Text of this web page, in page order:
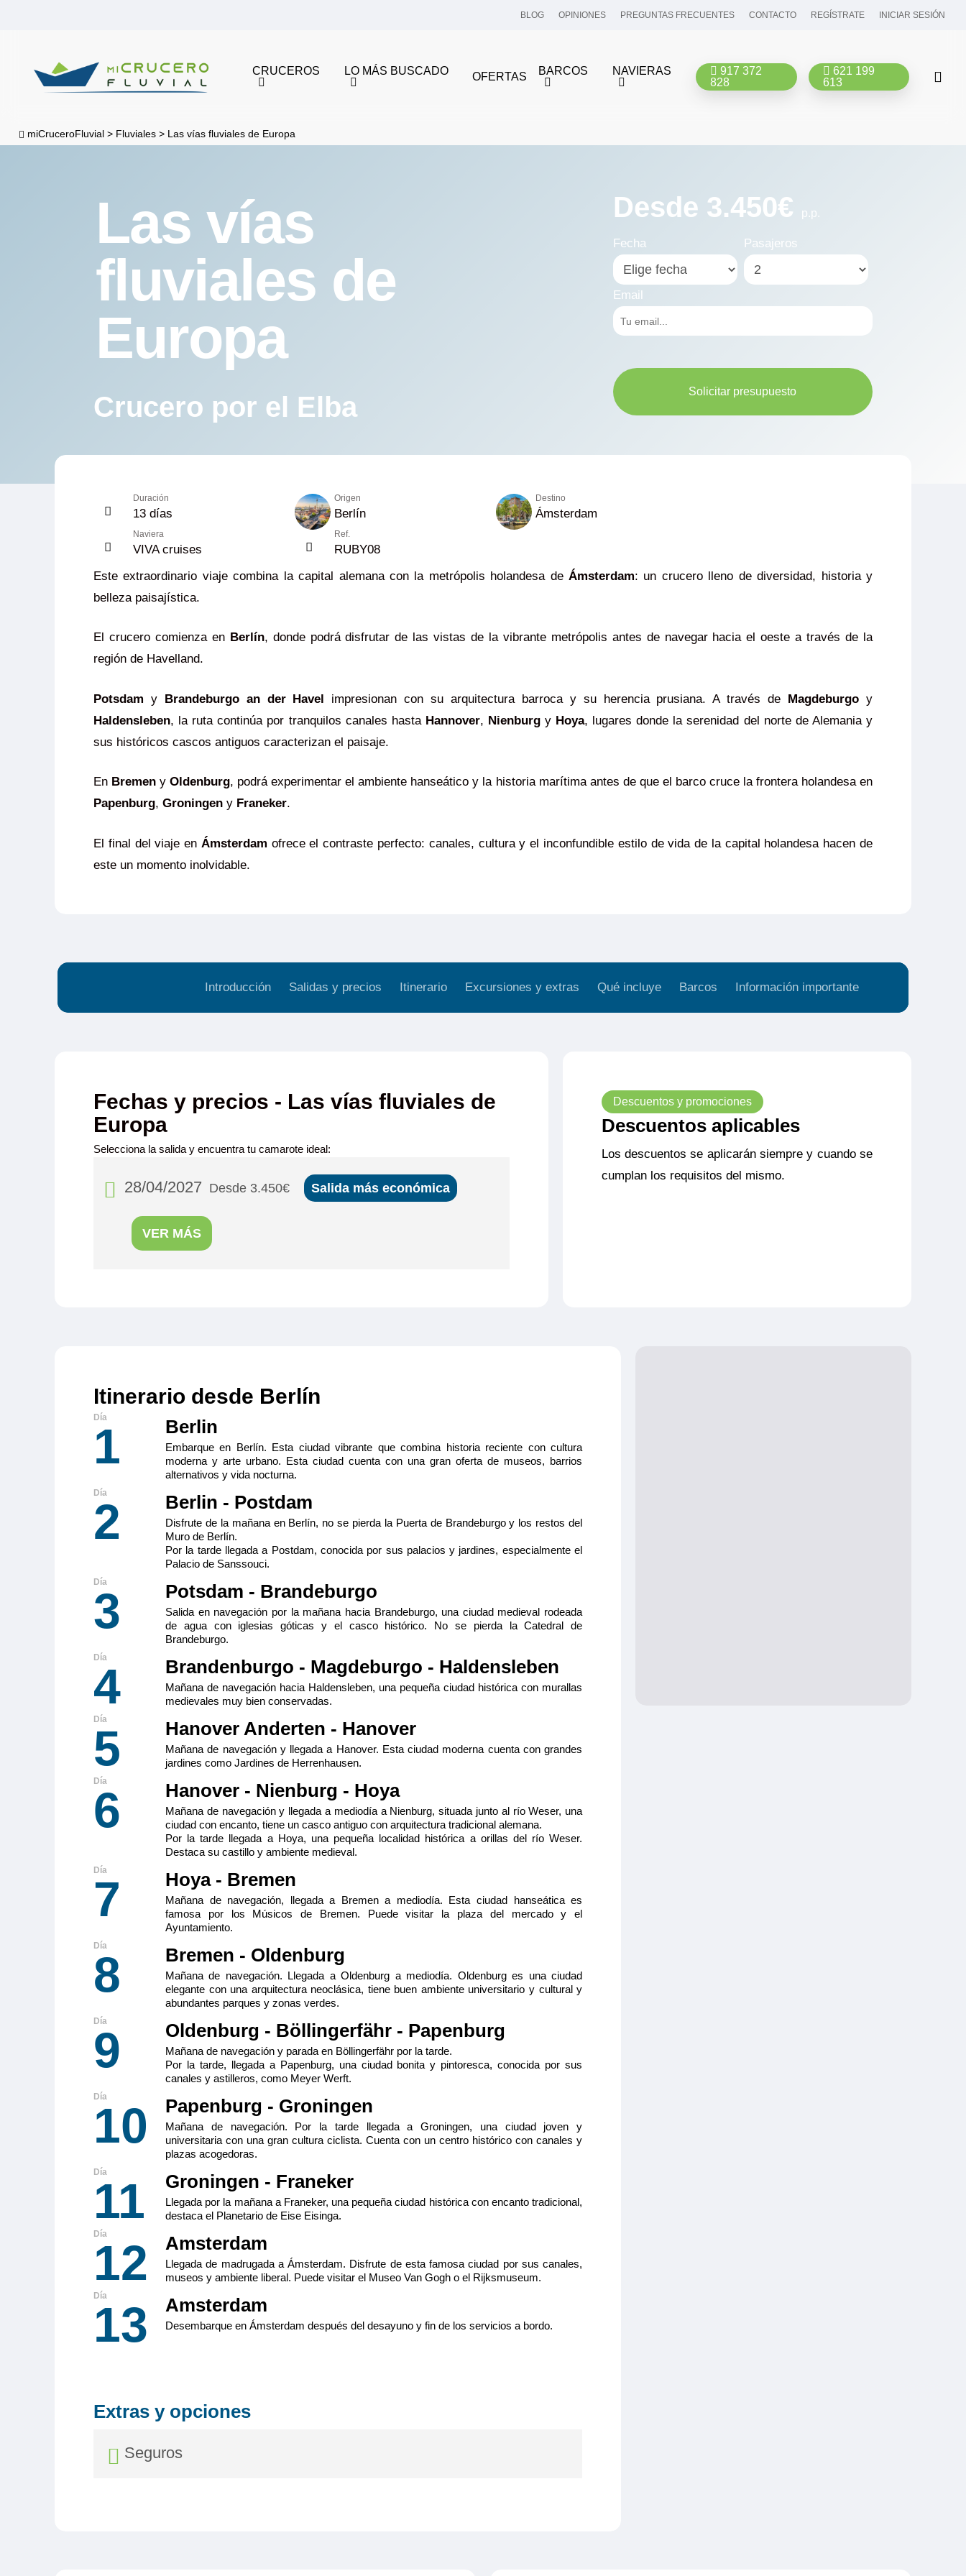
content
BLOG OPINIONES PREGUNTAS FRECUENTES CONTACTO REGÍSTRATE INICIAR SESIÓN
CRUCEROS LO MÁS BUSCADO OFERTAS BARCOS NAVIERAS
917 372
828
621 199
613
miCruceroFluvial > Fluviales> Las vías fluviales de Europa
Las vías
fluviales de
Europa
Crucero por el Elba
Desde 3.450€ p.p.
Fecha Pasajeros
Email
Solicitar presupuesto
Duración
13 días
Origen
Berlín
Destino
Ámsterdam
Naviera
VIVA cruises
Ref.
RUBY08
Este extraordinario viaje combina la capital alemana con la metrópolis holandesa de Ámsterdam: un crucero lleno de diversidad, historia y
belleza paisajística.
El crucero comienza en Berlín, donde podrá disfrutar de las vistas de la vibrante metrópolis antes de navegar hacia el oeste a través de la
región de Havelland.
Potsdam y Brandeburgo an der Havel impresionan con su arquitectura barroca y su herencia prusiana. A través de Magdeburgo y
Haldensleben, la ruta continúa por tranquilos canales hasta Hannover, Nienburgy Hoya, lugares donde la serenidad del norte de Alemania y
sus históricos cascos antiguos caracterizan el paisaje.
En Bremen yOldenburg, podrá experimentar el ambiente hanseático y la historia marítima antes de que el barco cruce la frontera holandesa en
Papenburg,Groningen y Franeker.
El final del viaje en Ámsterdam ofrece el contraste perfecto: canales, cultura y el inconfundible estilo de vida de la capital holandesa hacen de
este un momento inolvidable.
Introducción Salidas y precios Itinerario Excursiones y extras Qué incluye Barcos Información importante
Fechas y precios - Las vías fluviales de
Europa
Selecciona la salida y encuentra tu camarote ideal:
28/04/2027 Desde 3.450€ Salida más económica
VER MÁS
Tamaño
13m 2
Categoría
Premium
Viva Ruby
Reservar
Cuenta con con TV, radio,
minibar, caja fuerte, secador
acondicionado.
Tamaño Ocupación máxima
Categoría
Descuentos y promociones
Descuentos aplicables
Los descuentos se aplicarán siempre y cuando se
cumplan los requisitos del mismo.
Itinerario desde Berlín
1 Berlin
Embarque en Berlín. Esta ciudad vibrante que combina historia reciente con cultura
moderna y arte urbano. Esta ciudad cuenta con una gran oferta de museos, barrios
alternativos y vida nocturna.
2 Berlin - Postdam
Disfrute de la mañana en Berlín, no se pierda la Puerta de Brandeburgo y los restos del
Muro de Berlín.
Por la tarde llegada a Postdam, conocida por sus palacios y jardines, especialmente el
Palacio de Sanssouci.
3 Potsdam - Brandeburgo
Salida en navegación por la mañana hacia Brandeburgo, una ciudad medieval rodeada
de agua con iglesias góticas y el casco histórico. No se pierda la Catedral de
Brandeburgo.
4 Brandenburgo - Magdeburgo - Haldensleben
Mañana de navegación hacia Haldensleben, una pequeña ciudad histórica con murallas
medievales muy bien conservadas.
5 Hanover Anderten - Hanover
Mañana de navegación y llegada a Hanover. Esta ciudad moderna cuenta con grandes
jardines como Jardines de Herrenhausen.
6 Hanover - Nienburg - Hoya
Mañana de navegación y llegada a mediodía a Nienburg, situada junto al río Weser, una
ciudad con encanto, tiene un casco antiguo con arquitectura tradicional alemana.
Por la tarde llegada a Hoya, una pequeña localidad histórica a orillas del río Weser.
Destaca su castillo y ambiente medieval.
7 Hoya - Bremen
Mañana de navegación, llegada a Bremen a mediodía. Esta ciudad hanseática es
famosa por los Músicos de Bremen. Puede visitar la plaza del mercado y el
Ayuntamiento.
8 Bremen - Oldenburg
Mañana de navegación. Llegada a Oldenburg a mediodía. Oldenburg es una ciudad
elegante con una arquitectura neoclásica, tiene buen ambiente universitario y cultural y
abundantes parques y zonas verdes.
9 Oldenburg - Böllingerfähr - Papenburg
Mañana de navegación y parada en Böllingerfähr por la tarde.
Por la tarde, llegada a Papenburg, una ciudad bonita y pintoresca, conocida por sus
canales y astilleros, como Meyer Werft.
10 Papenburg - Groningen
Mañana de navegación. Por la tarde llegada a Groningen, una ciudad joven y
universitaria con una gran cultura ciclista. Cuenta con un centro histórico con canales y
plazas acogedoras.
11 Groningen - Franeker
Llegada por la mañana a Franeker, una pequeña ciudad histórica con encanto tradicional,
destaca el Planetario de Eise Eisinga.
12 Amsterdam
Llegada de madrugada a Ámsterdam. Disfrute de esta famosa ciudad por sus canales,
museos y ambiente liberal. Puede visitar el Museo Van Gogh o el Rijksmuseum.
13 Amsterdam
Desembarque en Ámsterdam después del desayuno y fin de los servicios a bordo.
Extras y opciones
Seguros